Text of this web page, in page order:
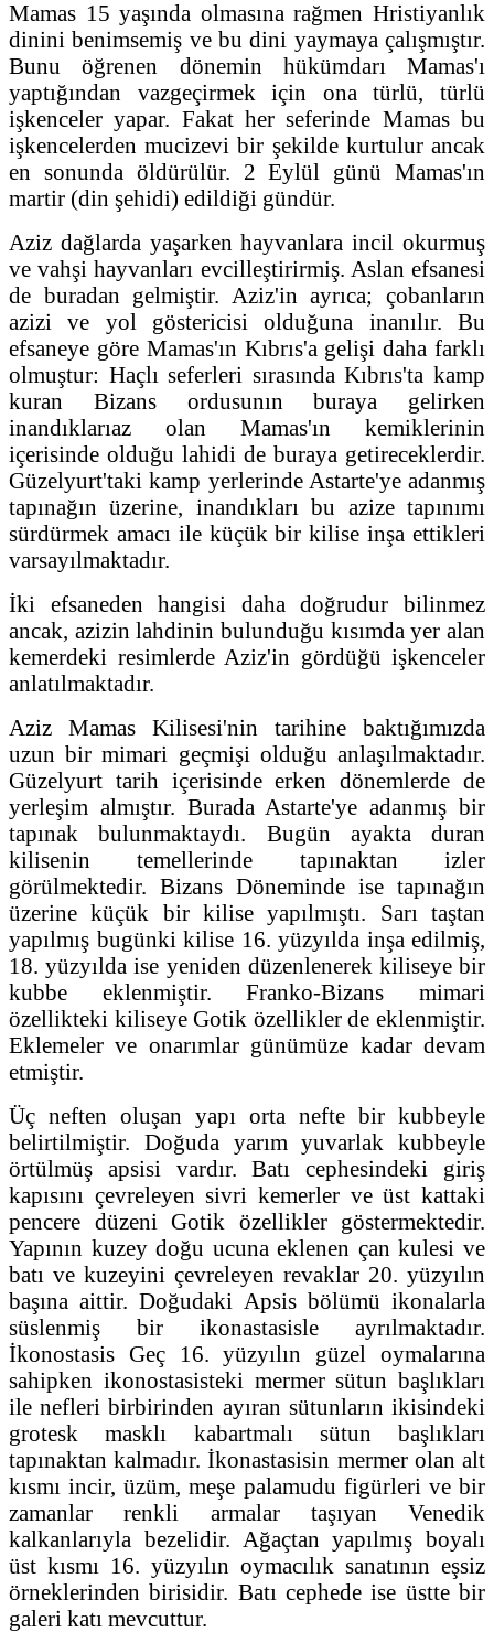
Mamas 15 yaşında olmasına rağmen Hristiyanlık
dinini benimsemiş ve bu dini yaymaya çalışmıştır.
Bunu öğrenen dönemin hükümdarı Mamas'ı
yaptığından vazgeçirmek için ona türlü, türlü
işkenceler yapar. Fakat her seferinde Mamas bu
işkencelerden mucizevi bir şekilde kurtulur ancak
en sonunda öldürülür. 2 Eylül günü Mamas'ın
martir (din şehidi) edildiği gündür.
Aziz dağlarda yaşarken hayvanlara incil okurmuş
ve vahşi hayvanları evcilleştirirmiş. Aslan efsanesi
de buradan gelmiştir. Aziz'in ayrıca; çobanların
azizi ve yol göstericisi olduğuna inanılır. Bu
efsaneye göre Mamas'ın Kıbrıs'a gelişi daha farklı
olmuştur: Haçlı seferleri sırasında Kıbrıs'ta kamp
kuran Bizans ordusunın buraya gelirken
inandıklarıaz olan Mamas'ın kemiklerinin
içerisinde olduğu lahidi de buraya getireceklerdir.
Güzelyurt'taki kamp yerlerinde Astarte'ye adanmış
tapınağın üzerine, inandıkları bu azize tapınımı
sürdürmek amacı ile küçük bir kilise inşa ettikleri
varsayılmaktadır.
İki efsaneden hangisi daha doğrudur bilinmez
ancak, azizin lahdinin bulunduğu kısımda yer alan
kemerdeki resimlerde Aziz'in gördüğü işkenceler
anlatılmaktadır.
Aziz Mamas Kilisesi'nin tarihine baktığımızda
uzun bir mimari geçmişi olduğu anlaşılmaktadır.
Güzelyurt tarih içerisinde erken dönemlerde de
yerleşim almıştır. Burada Astarte'ye adanmış bir
tapınak bulunmaktaydı. Bugün ayakta duran
kilisenin temellerinde tapınaktan izler
görülmektedir. Bizans Döneminde ise tapınağın
üzerine küçük bir kilise yapılmıştı. Sarı taştan
yapılmış bugünki kilise 16. yüzyılda inşa edilmiş,
18. yüzyılda ise yeniden düzenlenerek kiliseye bir
kubbe eklenmiştir. Franko-Bizans mimari
özellikteki kiliseye Gotik özellikler de eklenmiştir.
Eklemeler ve onarımlar günümüze kadar devam
etmiştir.
Üç neften oluşan yapı orta nefte bir kubbeyle
belirtilmiştir. Doğuda yarım yuvarlak kubbeyle
örtülmüş apsisi vardır. Batı cephesindeki giriş
kapısını çevreleyen sivri kemerler ve üst kattaki
pencere düzeni Gotik özellikler göstermektedir.
Yapının kuzey doğu ucuna eklenen çan kulesi ve
batı ve kuzeyini çevreleyen revaklar 20. yüzyılın
başına aittir. Doğudaki Apsis bölümü ikonalarla
süslenmiş bir ikonastasisle ayrılmaktadır.
İkonostasis Geç 16. yüzyılın güzel oymalarına
sahipken ikonostasisteki mermer sütun başlıkları
ile nefleri birbirinden ayıran sütunların ikisindeki
grotesk masklı kabartmalı sütun başlıkları
tapınaktan kalmadır. İkonastasisin mermer olan alt
kısmı incir, üzüm, meşe palamudu figürleri ve bir
zamanlar renkli armalar taşıyan Venedik
kalkanlarıyla bezelidir. Ağaçtan yapılmış boyalı
üst kısmı 16. yüzyılın oymacılık sanatının eşsiz
örneklerinden birisidir. Batı cephede ise üstte bir
galeri katı mevcuttur.